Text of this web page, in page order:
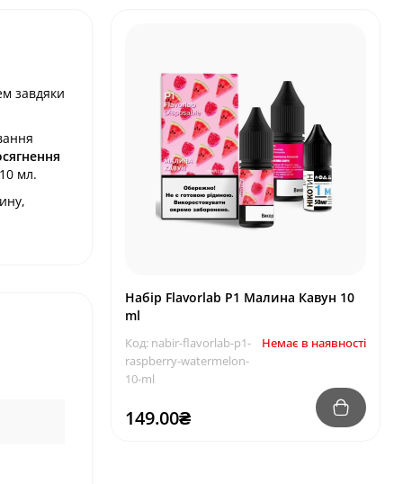
завдяки
мл.
Набір Flavorlab P1 Малина Кавун 10
ml
Код: nabir-flavorlab-p1-
raspberry-watermelon-
10-ml
Немає в наявності
149.00₴